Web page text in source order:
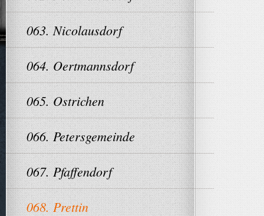
063. Nicolausdorf
064. Oertmannsdorf
065. Ostrichen
066. Petersgemeinde
067. Pfaffendorf
068. Prettin